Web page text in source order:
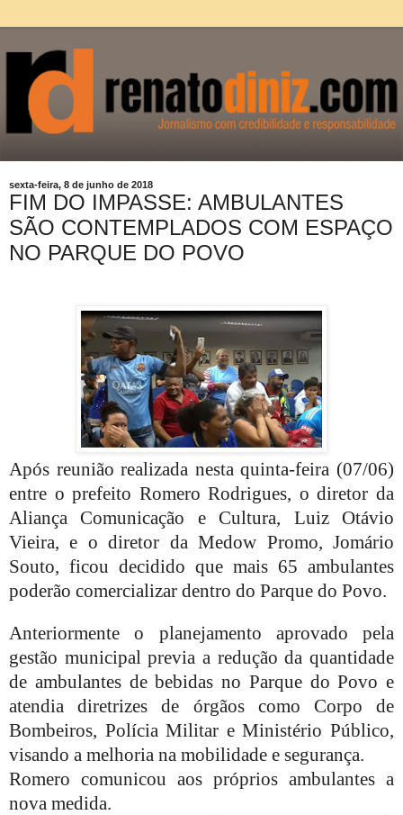
sexta-feira, 8 de junho de 2018
FIM DO IMPASSE: AMBULANTES
SÃO CONTEMPLADOS COM ESPAÇO
NO PARQUE DO POVO
Após reunião realizada nesta quinta-feira (07/06)
entre o prefeito Romero Rodrigues, o diretor da
Aliança Comunicação e Cultura, Luiz Otávio
Vieira, e o diretor da Medow Promo, Jomário
Souto, ficou decidido que mais 65 ambulantes
poderão comercializar dentro do Parque do Povo.
Anteriormente o planejamento aprovado pela
gestão municipal previa a redução da quantidade
de ambulantes de bebidas no Parque do Povo e
atendia diretrizes de órgãos como Corpo de
Bombeiros, Polícia Militar e Ministério Público,
visando a melhoria na mobilidade e segurança.
Romero comunicou aos próprios ambulantes a
nova medida.